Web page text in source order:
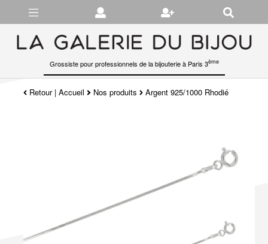
Grossiste pour professionnels de la bijouterie à Paris 3ème
Retour|Accueil Nos produits Argent 925/1000 Rhodié
Gérer les préférences en matière de cookies